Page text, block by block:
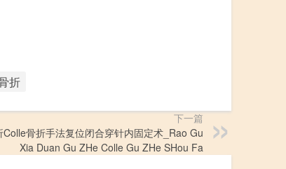
折
下一篇
骨折手法复位闭合穿针内固定术_Rao Gu
Xia Duan Gu ZHe Colle Gu ZHe SHou Fa